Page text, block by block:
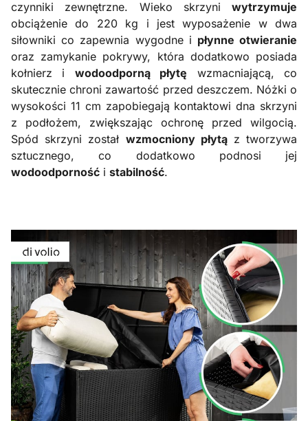
czynniki zewnętrzne. Wieko skrzyni wytrzymuje
obciążenie do 220 kg i jest wyposażenie w dwa
siłowniki co zapewnia wygodne i płynne otwieranie
oraz zamykanie pokrywy, która dodatkowo posiada
kołnierz i wodoodporną płytę wzmacniającą, co
skutecznie chroni zawartość przed deszczem. Nóżki o
wysokości 11 cm zapobiegają kontaktowi dna skrzyni
z podłożem, zwiększając ochronę przed wilgocią.
Spód skrzyni został wzmocniony płytąz tworzywa
sztucznego, co dodatkowo podnosi jej
wodoodporność i stabilność.